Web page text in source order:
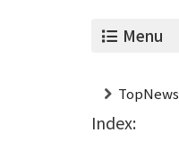
Menu
TopNews
Index: